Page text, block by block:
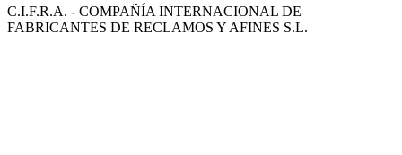
C.I.F.R.A. - COMPAÑÍA INTERNACIONAL DE
FABRICANTES DE RECLAMOS Y AFINES S.L.